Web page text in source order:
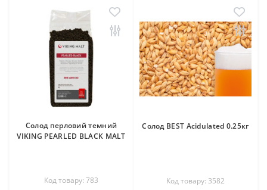
Солод перловий темний
VIKING PEARLED BLACK MALT
Код товару: 783
Солод BEST Acidulated 0.25кг
Код товару: 3582